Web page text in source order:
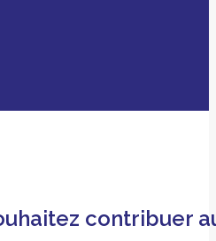
contribuer